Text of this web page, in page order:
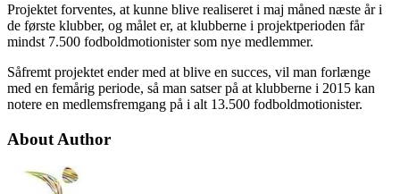
Projektet forventes, at kunne blive realiseret i maj måned næste år i
de første klubber, og målet er, at klubberne i projektperioden får
mindst 7.500 fodboldmotionister som nye medlemmer.
Såfremt projektet ender med at blive en succes, vil man forlænge
med en femårig periode, så man satser på at klubberne i 2015 kan
notere en medlemsfremgang på i alt 13.500 fodboldmotionister.
About Author